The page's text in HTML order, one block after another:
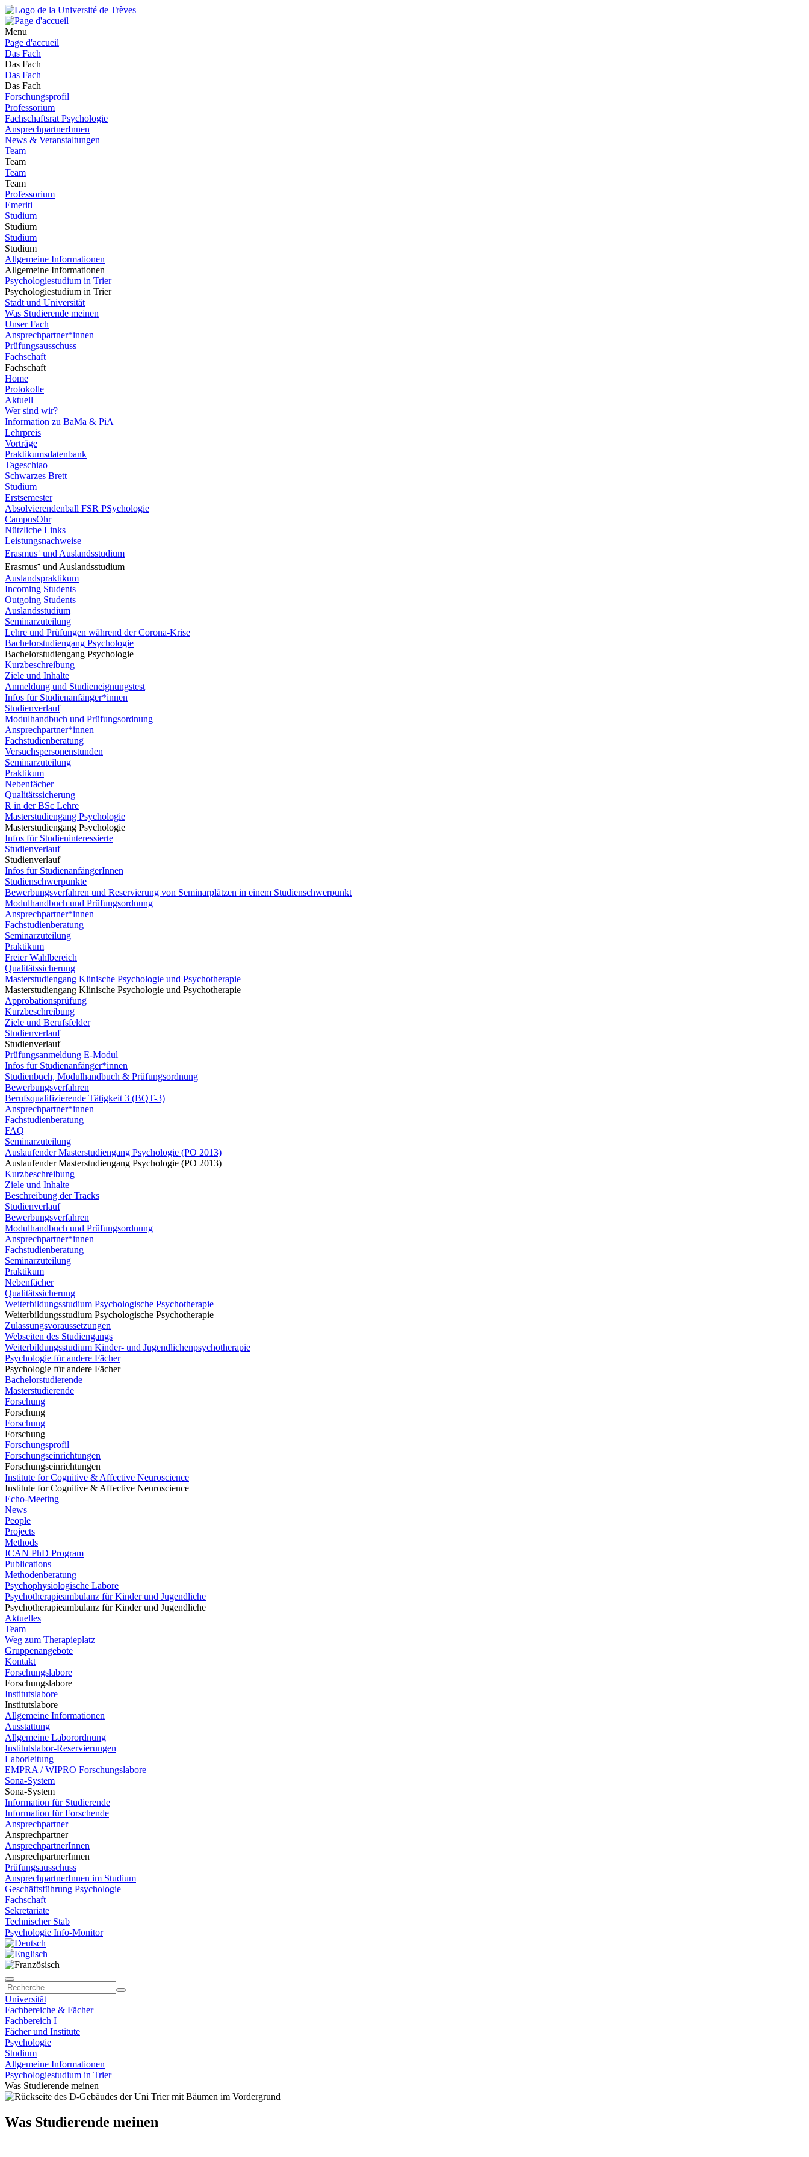
Menu
Page d'accueil
Das Fach
Das Fach
Das Fach
Das Fach
Forschungsprofil
Professorium
Fachschaftsrat Psychologie
AnsprechpartnerInnen
News & Veranstaltungen
Team
Team
Team
Team
Professorium
Emeriti
Studium
Studium
Studium
Studium
Allgemeine Informationen
Allgemeine Informationen
Psychologiestudium in Trier
Psychologiestudium in Trier
Stadt und Universität
Was Studierende meinen
Unser Fach
Ansprechpartner*innen
Prüfungsausschuss
Fachschaft
Fachschaft
Home
Protokolle
Aktuell
Wer sind wir?
Information zu BaMa & PiA
Lehrpreis
Vorträge
Praktikumsdatenbank
Tageschiao
Schwarzes Brett
Studium
Erstsemester
Absolvierendenball FSR PSychologie
CampusOhr
Nützliche Links
Leistungsnachweise
Erasmus⁺ und Auslandsstudium
Erasmus⁺ und Auslandsstudium
Auslandspraktikum
Incoming Students
Outgoing Students
Auslandsstudium
Seminarzuteilung
Lehre und Prüfungen während der Corona-Krise
Bachelorstudiengang Psychologie
Bachelorstudiengang Psychologie
Kurzbeschreibung
Ziele und Inhalte
Anmeldung und Studieneignungstest
Infos für Studienanfänger*innen
Studienverlauf
Modulhandbuch und Prüfungsordnung
Ansprechpartner*innen
Fachstudienberatung
Versuchspersonenstunden
Seminarzuteilung
Praktikum
Nebenfächer
Qualitätssicherung
R in der BSc Lehre
Masterstudiengang Psychologie
Masterstudiengang Psychologie
Infos für Studieninteressierte
Studienverlauf
Studienverlauf
Infos für StudienanfängerInnen
Studienschwerpunkte
Bewerbungsverfahren und Reservierung von Seminarplätzen in einem Studienschwerpunkt
Modulhandbuch und Prüfungsordnung
Ansprechpartner*innen
Fachstudienberatung
Seminarzuteilung
Praktikum
Freier Wahlbereich
Qualitätssicherung
Masterstudiengang Klinische Psychologie und Psychotherapie
Masterstudiengang Klinische Psychologie und Psychotherapie
Approbationsprüfung
Kurzbeschreibung
Ziele und Berufsfelder
Studienverlauf
Studienverlauf
Prüfungsanmeldung E-Modul
Infos für Studienanfänger*innen
Studienbuch, Modulhandbuch & Prüfungsordnung
Bewerbungsverfahren
Berufsqualifizierende Tätigkeit 3 (BQT-3)
Ansprechpartner*innen
Fachstudienberatung
FAQ
Seminarzuteilung
Auslaufender Masterstudiengang Psychologie (PO 2013)
Auslaufender Masterstudiengang Psychologie (PO 2013)
Kurzbeschreibung
Ziele und Inhalte
Beschreibung der Tracks
Studienverlauf
Bewerbungsverfahren
Modulhandbuch und Prüfungsordnung
Ansprechpartner*innen
Fachstudienberatung
Seminarzuteilung
Praktikum
Nebenfächer
Qualitätssicherung
Weiterbildungsstudium Psychologische Psychotherapie
Weiterbildungsstudium Psychologische Psychotherapie
Zulassungsvoraussetzungen
Webseiten des Studiengangs
Weiterbildungsstudium Kinder- und Jugendlichenpsychotherapie
Psychologie für andere Fächer
Psychologie für andere Fächer
Bachelorstudierende
Masterstudierende
Forschung
Forschung
Forschung
Forschung
Forschungsprofil
Forschungseinrichtungen
Forschungseinrichtungen
Institute for Cognitive & Affective Neuroscience
Institute for Cognitive & Affective Neuroscience
Echo-Meeting
News
People
Projects
Methods
ICAN PhD Program
Publications
Methodenberatung
Psychophysiologische Labore
Psychotherapieambulanz für Kinder und Jugendliche
Psychotherapieambulanz für Kinder und Jugendliche
Aktuelles
Team
Weg zum Therapieplatz
Gruppenangebote
Kontakt
Forschungslabore
Forschungslabore
Institutslabore
Institutslabore
Allgemeine Informationen
Ausstattung
Allgemeine Laborordnung
Institutslabor-Reservierungen
Laborleitung
EMPRA / WIPRO Forschungslabore
Sona-System
Sona-System
Information für Studierende
Information für Forschende
Ansprechpartner
Ansprechpartner
AnsprechpartnerInnen
AnsprechpartnerInnen
Prüfungsausschuss
AnsprechpartnerInnen im Studium
Geschäftsführung Psychologie
Fachschaft
Sekretariate
Technischer Stab
Psychologie Info-Monitor
Universität
Fachbereiche & Fächer
Fachbereich I
Fächer und Institute
Psychologie
Studium
Allgemeine Informationen
Psychologiestudium in Trier
Was Studierende meinen
Was Studierende meinen